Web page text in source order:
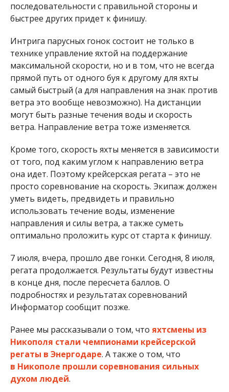
Кроме того, скорость яхты меняется в зависимости
от того, под каким углом к направлению ветра
просто соревнование на скорость. Экипаж должен
уметь видеть, предвидеть и правильно
использовать течение воды, изменение
направления и силы ветра, а также суметь
оптимально проложить курс от старта к финишу.
7 июля, вчера, прошло две гонки. Сегодня, 8 июля,
регата продолжается. Результаты будут известны
подробностях и результатах соревнований
Информатор сообщит позже.
Ранее мы рассказывали о том, что яхтсмены из
Никополя стали чемпионами крейсерской
регаты в Энергодаре. А также о том, что
в Никополе прошли соревнования сильных
духом людей.